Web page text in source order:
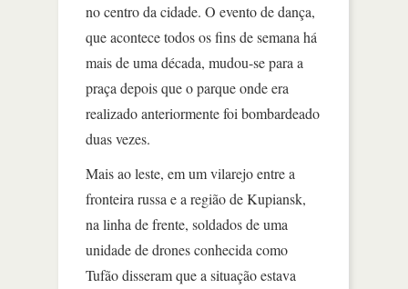
no centro da cidade. O evento de dança,
que acontece todos os fins de semana há
mais de uma década, mudou-se para a
praça depois que o parque onde era
realizado anteriormente foi bombardeado
duas vezes.
Mais ao leste, em um vilarejo entre a
fronteira russa e a região de Kupiansk,
na linha de frente, soldados de uma
unidade de drones conhecida como
Tufão disseram que a situação estava